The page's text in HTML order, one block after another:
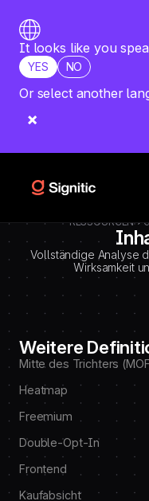
DEBUT CODE E -
Emplacement Webflow:
Custom code > Inside tag
It looks like you
YES NO
Or select another
RESSOURCEN
Vollständige Analyse
Wirksamkeit
Weitere
Mitte des Trichters
Heatmap
Freemium
Double-Opt-In
Frontend
Kaufabsicht